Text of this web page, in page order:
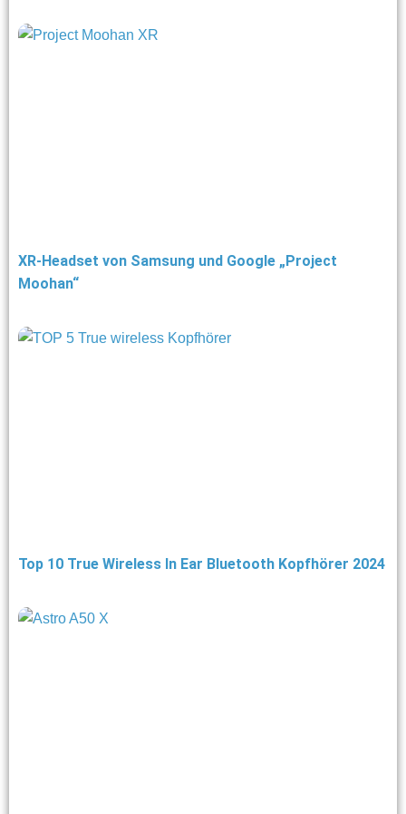
XR-Headset von Samsung und Google „Project
Moohan“
Top 10 True Wireless In Ear Bluetooth Kopfhörer 2024